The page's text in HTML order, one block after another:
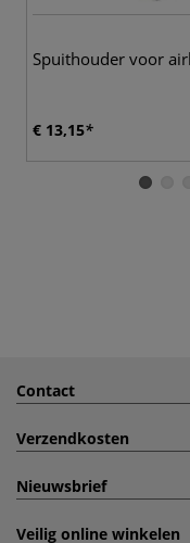
Spuithouder voor
€ 13,15
Contact
Verzendkosten
Nieuwsbrief
Veilig online winkelen